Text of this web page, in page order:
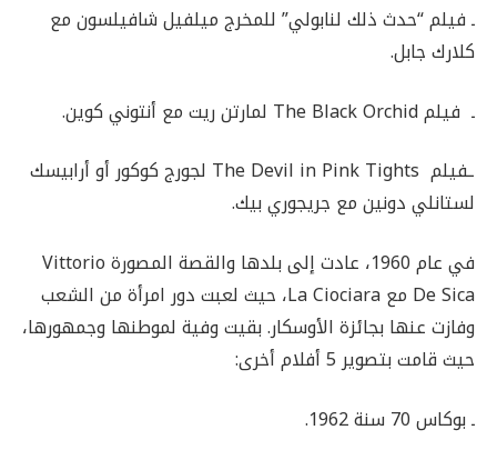
ـ فيلم “حدث ذلك لنابولي” للمخرج ميلفيل شافيلسون مع
كلارك جابل.
ـ فيلم The Black Orchid لمارتن ريت مع أنتوني كوين.
ـفيلم The Devil in Pink Tights لجورج كوكور أو أرابيسك
لستانلي دونين مع جريجوري بيك.
في عام 1960، عادت إلى بلدها والقصة المصورة Vittorio
De Sica مع La Ciociara، حيث لعبت دور امرأة من الشعب
وفازت عنها بجائزة الأوسكار. بقيت وفية لموطنها وجمهورها،
حيث قامت بتصوير 5 أفلام أخرى:
ـ بوكاس 70 سنة 1962.